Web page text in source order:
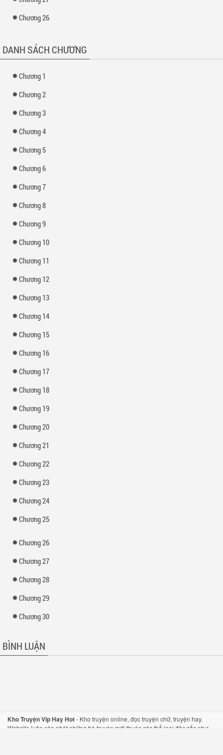
Chương 26
DANH SÁCH CHƯƠNG
Chương 1
Chương 2
Chương 3
Chương 4
Chương 5
Chương 6
Chương 7
Chương 8
Chương 9
Chương 10
Chương 11
Chương 12
Chương 13
Chương 14
Chương 15
Chương 16
Chương 17
Chương 18
Chương 19
Chương 20
Chương 21
Chương 22
Chương 23
Chương 24
Chương 25
Chương 26
Chương 27
Chương 28
Chương 29
Chương 30
BÌNH LUẬN
Kho Truyện Vip Hay Hot- Kho truyện online, đọc truyện chữ, truyện hay.
Website luôn cập nhật những bộ truyện mới thuộc các thể loại đặc sắc như